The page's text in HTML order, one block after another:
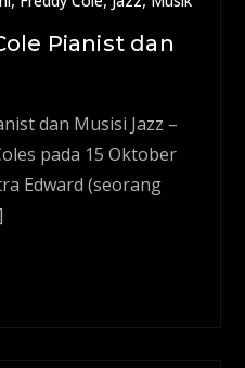
Pianist dan
dan Musisi Jazz –
pada 15 Oktober
Edward (seorang